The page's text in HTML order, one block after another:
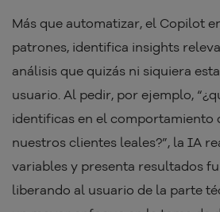
Más que automatizar, el Copilot
patrones, identifica insights
análisis que quizás ni siquiera
usuario. Al pedir, por ejemplo,
identificas en el comportamiento
nuestros clientes leales?”, la IA
variables y presenta resultados
liberando al usuario de la parte